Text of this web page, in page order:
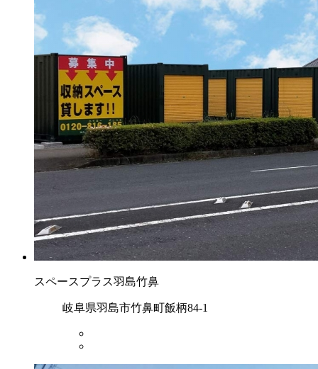
スペースプラス羽島竹鼻
岐阜県羽島市竹鼻町飯柄84-1